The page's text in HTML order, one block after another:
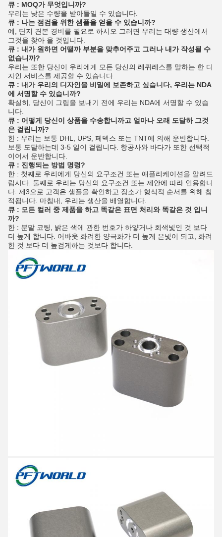
큐 : MOQ가 무엇입니까?
우리는 낮은 수량을 받아들일 수 있습니다.
큐 : 나는 점검을 위한 샘플을 얻을 수 있습니까?
예, 단지 견본 경비를 필요로 하시오 그러면 우리는 대량 생산에서
그것을 찾아 올 것입니다.
큐 : 내가 원하면 어떨까 부분을 맞추어주고 그러나 내가 작성될 수
없습니까?
우리는 또한 당신이 우리에게 모든 당신의 레퀴레스를 말하는 한 디
자인 서비스를 제공할 수 있습니다.
큐 : 내가 우리의 디자인을 비밀에 보존하고 싶습니다, 우리는 NDA
에 서명할 수 있습니까?
확실히, 당신이 그림을 보내기 전에 우리는 NDA에 서명할 수 있습
니다.
큐 : 어떻게 당신이 상품을 수송합니까고 얼마나 오래 도달하 그것
은 걸립니까?
한 : 우리는 보통 DHL, UPS, 페덱스 또는 TNT에 의해 운반합니다.
보통 도달하는데 3-5 일이 걸립니다. 항공사와 바다가 또한 선택적
이어서 운반합니다.
큐 : 진행되는 방법 명령?
한 : 첫째로 우리에게 당신의 요구조건 또는 애플리케이션을 알려드
립시다. 둘째로 우리는 당신의 요구조건 또는 제안에 따라 인용합니
다. 제3으로 고객은 샘플을 확인하고 장소가 형식적 순서를 위해 침
적됩니다. 마침내, 우리는 생산을 배열합니다.
큐 : 모든 컬러 중 제품을 하고 똑같은 표면 처리와 똑같은 것 입니
까?
한 : 분말 코팅, 밝은 색에 관한 번호가 하얗거나 회색빛인 것 보다
더 높게 합니다. 어바웃 화려한 양극화가 더 높게 은빛이 되고, 화려
한 것 보다 더 높검게하는 것보다 합니다.